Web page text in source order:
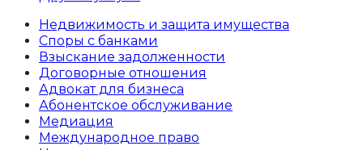
Недвижимость и защита имущества
Споры с банками
Взыскание задолженности
Договорные отношения
Адвокат для бизнеса
Абoнентское обслуживание
Медиация
Международное право